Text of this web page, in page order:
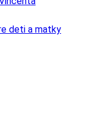
deti a matky